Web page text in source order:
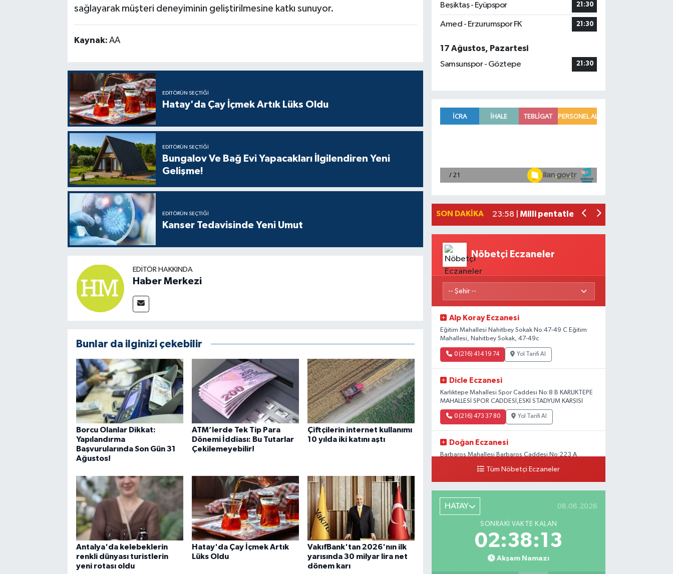
sağlayarak müşteri deneyiminin geliştirilmesine katkı sunuyor.
Kaynak: AA
EDITÖRÜN SEÇTIĞI
Hatay'da Çay İçmek Artık Lüks Oldu
EDITÖRÜN SEÇTIĞI
Bungalov Ve Bağ Evi Yapacakları İlgilendiren Yeni
Gelişme!
EDITÖRÜN SEÇTIĞI
Kanser Tedavisinde Yeni Umut
EDITÖR HAKKINDA
Haber Merkezi
Bunlar da ilginizi çekebilir
Borcu Olanlar Dikkat:
Yapılandırma
Başvurularında Son Gün 31
Ağustos!
ATM’lerde Tek Tip Para
Dönemi İddiası: Bu Tutarlar
Çekilemeyebilir!
Çiftçilerin internet kullanımı
10 yılda iki katını aştı
Antalya'da kelebeklerin
renkli dünyası turistlerin
yeni rotası oldu
Hatay'da Çay İçmek Artık
Lüks Oldu
VakıfBank'tan 2026'nın ilk
yarısında 30 milyar lira net
dönem karı
Beşiktaş - Eyüpspor 21:30
Amed - Erzurumspor FK 21:30
17 Ağustos, Pazartesi
Samsunspor - Göztepe
21:30
SON DAKIKA
Mersin'de uyuşturucu
23:58 | Milli pentatletler Kıvanç Taşyaran ve
Nöbetçi Eczaneler
Alp Koray Eczanesi
Eğitim Mahallesi Nahitbey Sokak No:47-49 C Eğitim
Mahallesi, Nahitbey Sokak, 47-49c
0 (216) 414 19 74 Yol Tarifi Al
Dicle Eczanesi
Karlıktepe Mahallesi Spor Caddesi No:8 B KARLIKTEPE
MAHALLESİ SPOR CADDESİ,ESKİ STADYUM KARŞISI
0 (216) 473 37 80 Yol Tarifi Al
Doğan Eczanesi
Barbaros Mahallesi Barbaros Caddesi No:223 A
Mali Eczanesi
Merkez Mahallesi Tüloğlu Sokak No:4 A
REŞİTPAŞACADDESİ QNB BANK SOKAĞI REŞİTPAŞA
DENİZKÖŞKLER SAĞLIK OCAĞI KARŞISI
0 (532) 711 72 17 Yol Tarifi Al
Tüm Nöbetçi Eczaneler
HATAY 08.08.2026
SONRAKI VAKTE KALAN
02:38:12
Akşam Namazı